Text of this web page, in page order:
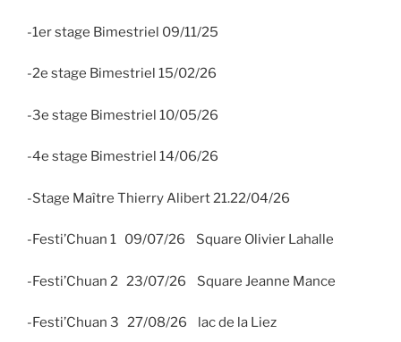
-1er stage Bimestriel 09/11/25
-2e stage Bimestriel 15/02/26
-3e stage Bimestriel 10/05/26
-4e stage Bimestriel 14/06/26
-Stage Maître Thierry Alibert 21.22/04/26
-Festi’Chuan 1 09/07/26 Square Olivier Lahalle
-Festi’Chuan 2 23/07/26 Square Jeanne Mance
-Festi’Chuan 3 27/08/26 lac de la Liez